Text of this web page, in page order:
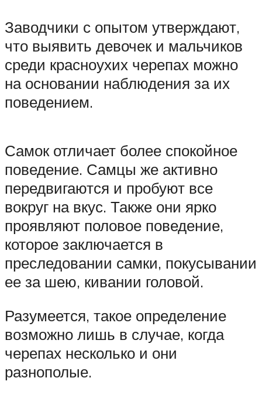
Заводчики с опытом утверждают,
что выявить девочек и мальчиков
среди красноухих черепах можно
на основании наблюдения за их
поведением.
Самок отличает более спокойное
поведение. Самцы же активно
передвигаются и пробуют все
вокруг на вкус. Также они ярко
проявляют половое поведение,
которое заключается в
преследовании самки, покусывании
ее за шею, кивании головой.
Разумеется, такое определение
возможно лишь в случае, когда
черепах несколько и они
разнополые.